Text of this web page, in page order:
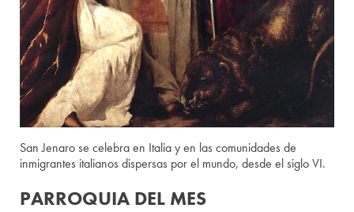
San Jenaro se celebra en Italia y en las comunidades de
inmigrantes italianos dispersas por el mundo, desde el siglo VI.
PARROQUIA DEL MES